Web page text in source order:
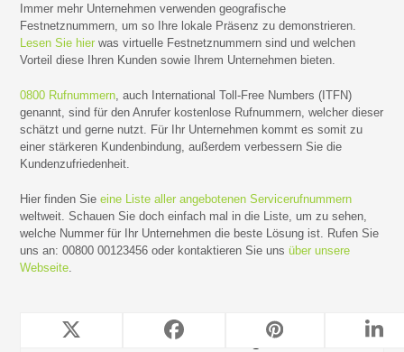
Immer mehr Unternehmen verwenden geografische
Festnetznummern, um so Ihre lokale Präsenz zu demonstrieren.
Lesen Sie hier was virtuelle Festnetznummern sind und welchen
Vorteil diese Ihren Kunden sowie Ihrem Unternehmen bieten.
0800 Rufnummern , auch International Toll-Free Numbers (ITFN)
genannt, sind für den Anrufer kostenlose Rufnummern, welcher dieser
schätzt und gerne nutzt. Für Ihr Unternehmen kommt es somit zu
einer stärkeren Kundenbindung, außerdem verbessern Sie die
Kundenzufriedenheit.
Hier finden Sieeine Liste aller angebotenen Servicerufnummern
weltweit. Schauen Sie doch einfach mal in die Liste, um zu sehen,
welche Nummer für Ihr Unternehmen die beste Lösung ist. Rufen Sie
uns an: 00800 00123456 oder kontaktieren Sie unsüber unsere
Webseite
TeleForwarding